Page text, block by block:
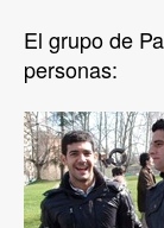
El grupo de
personas: